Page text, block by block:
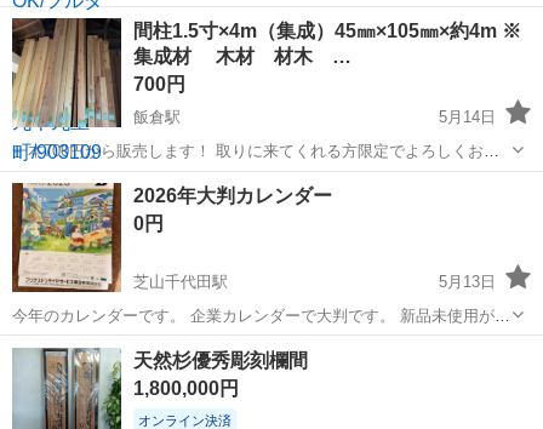
合わせて働ける！ ✅️資格取得支援など福利厚生充実！ ✅️大手なので安
定性抜群！ ━━━━━━━━━━━━━━━━━━━ 介護職で探...
千葉 山武郡 医療
間柱1.5寸×4m（集成）45㎜×105㎜×約4m ※
集成材 木材 材木 …
700円
飯倉駅
5月14日
一本700円から販売します！ 取りに来てくれる方限定でよろしくお願
いいたします！ ※集成材を使用してるモノになります！ ※アウトレッ
ト品になるのでご理解ある方の購入御願いします！
千葉 山武郡 飯倉駅 その他 間柱
2026年大判カレンダー
0円
芝山千代田駅
5月13日
今年のカレンダーです。 企業カレンダーで大判です。 新品未使用が１
つ余ってるのでお譲りします。
千葉 山武郡 芝山千代田駅 その他
天然杉優秀彫刻欄間
1,800,000円
オンライン決済